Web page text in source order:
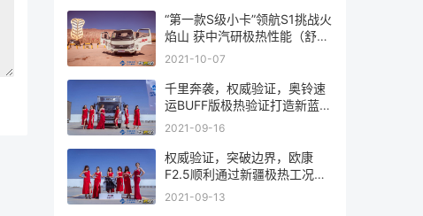
“第一款S级小卡”领航S1挑战火
焰山 获中汽研极热性能（舒
适）认证
2021-10-07
千里奔袭，权威验证，奥铃速
运BUFF版极热验证打造新蓝牌
更优选择
2021-09-16
权威验证，突破边界，欧康
F2.5顺利通过新疆极热工况验
证试验
2021-09-13